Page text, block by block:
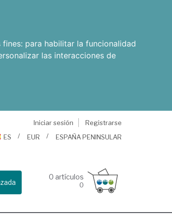
para habilitar la funcionalidad
las interacciones de
Iniciar sesión
Registrarse
ES
EUR ESPAÑA PENINSULAR
0 artículos
0